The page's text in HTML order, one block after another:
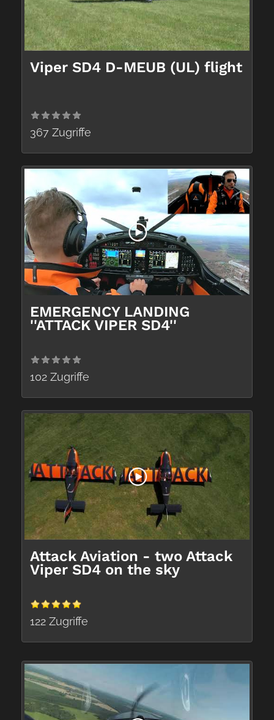
Viper SD4 D-MEUB (UL) flight
367 Zugriffe
EMERGENCY LANDING
''ATTACK VIPER SD4''
102 Zugriffe
Attack Aviation - two Attack
Viper SD4 on the sky
122 Zugriffe